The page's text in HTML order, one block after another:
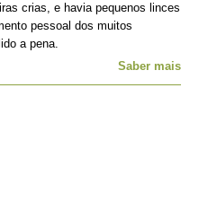
crias, e havia pequenos linces
pessoal dos muitos
a pena.
Saber mais